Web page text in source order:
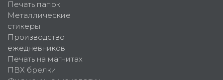
Печать папок
Металлические
стикеры
Производство
ежедневников
Печать на магнитах
ПВХ брелки